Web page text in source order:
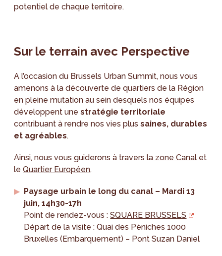
potentiel de chaque territoire.
Sur le terrain avec Perspective
A l’occasion du Brussels Urban Summit, nous vous
amenons à la découverte de quartiers de la Région
en pleine mutation au sein desquels nos équipes
développent unestratégie territoriale
contribuant à rendre nos vies plussaines, durables
et agréables.
Ainsi, nous vous guiderons à travers la zone Canal et
leQuartier Européen.
Paysage urbain le long du canal – Mardi 13
juin, 14h30-17h
Point de rendez-vous :SQUARE BRUSSELS
Départ de la visite : Quai des Péniches 1000
Bruxelles (Embarquement) – Pont Suzan Daniel